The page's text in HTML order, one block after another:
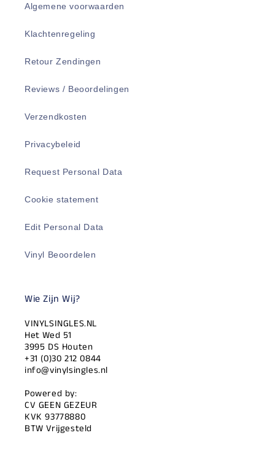
Algemene voorwaarden
Klachtenregeling
Retour Zendingen
Reviews / Beoordelingen
Verzendkosten
Privacybeleid
Request Personal Data
Cookie statement
Edit Personal Data
Vinyl Beoordelen
Wie Zijn Wij?
VINYLSINGLES.NL
Het Wed 51
3995 DS Houten
+31 (0)30 212 0844
info@vinylsingles.nl
Powered by:
CV GEEN GEZEUR
KVK 93778880
BTW Vrijgesteld